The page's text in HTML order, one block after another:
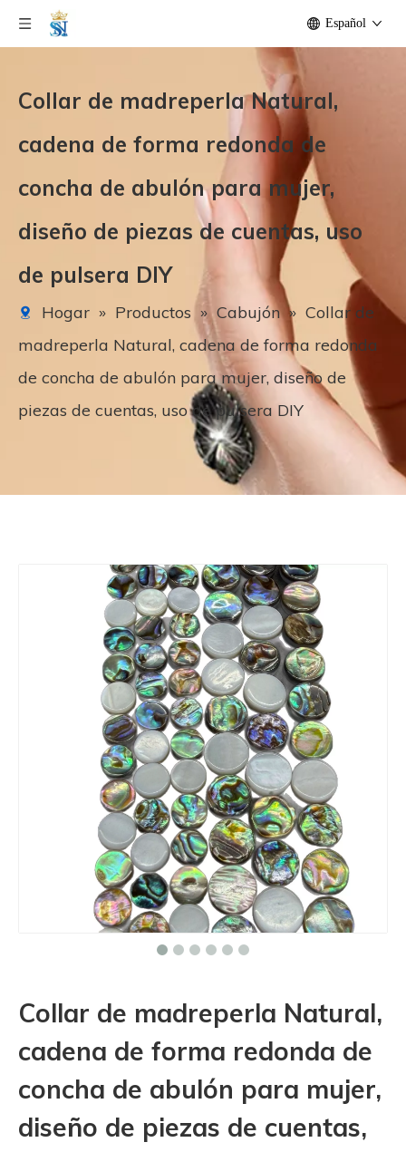
Español
Collar de madreperla Natural,
cadena de forma redonda de
concha de abulón para mujer,
diseño de piezas de cuentas, uso
de pulsera DIY
Hogar » Productos » Cabujón » Collar de
madreperla Natural, cadena de forma redonda
de concha de abulón para mujer, diseño de
piezas de cuentas, uso de pulsera DIY
Collar de madreperla Natural,
cadena de forma redonda de
concha de abulón para mujer,
diseño de piezas de cuentas,